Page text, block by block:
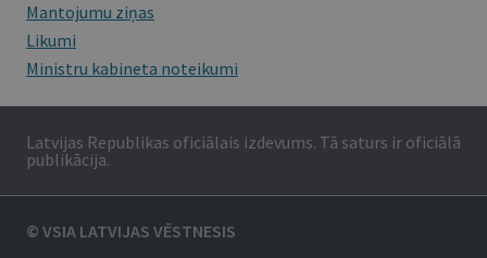
Mantojumu ziņas
Likumi
Ministru kabineta noteikumi
Latvijas Republikas oficiālais izdevums. Tā saturs ir oficiālā
publikācija.
© VSIA LATVIJAS VĒSTNESIS